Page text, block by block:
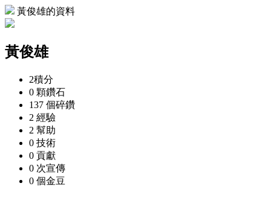
黃俊雄的資料
黃俊雄
2積分
0 顆鑽石
137 個碎鑽
2 經驗
2 幫助
0 技術
0 貢獻
0 次宣傳
0 個金豆